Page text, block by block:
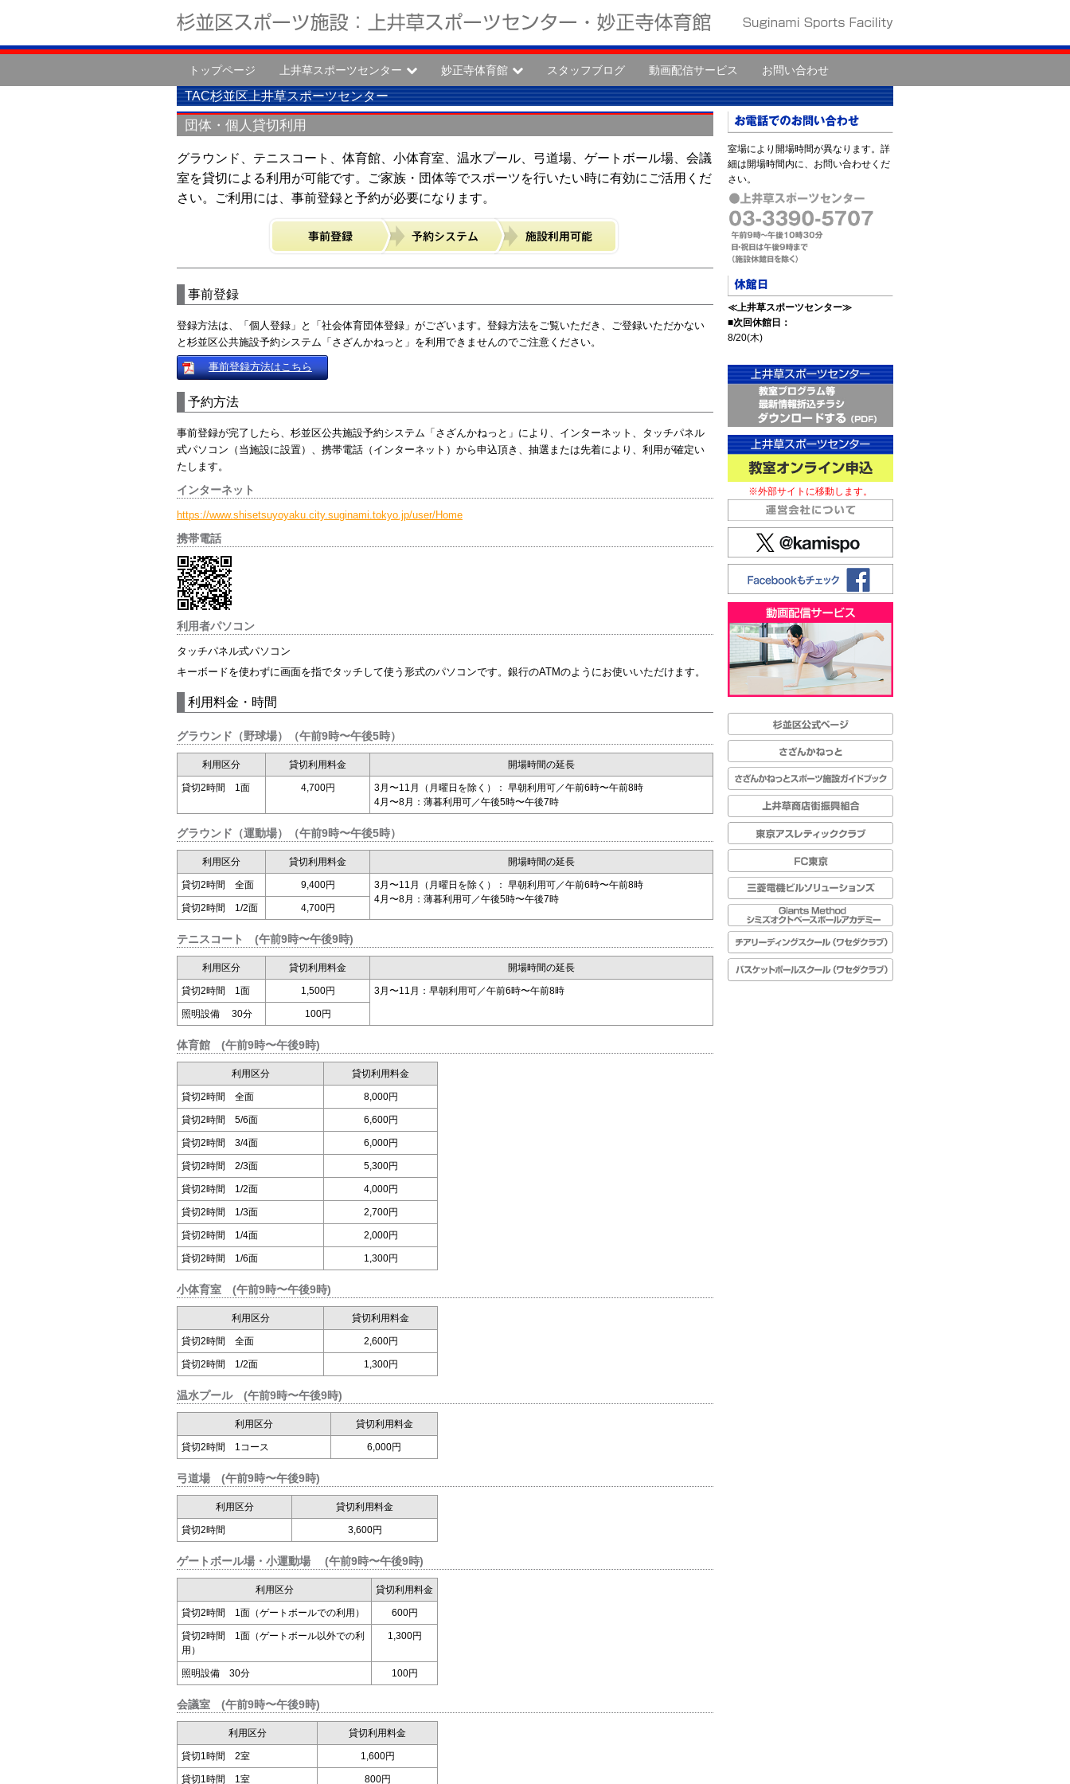
トップページ 上井草スポーツセンター 妙正寺体育館 スタッフブログ 動画配信サービス お問い合わせ
TAC杉並区上井草スポーツセンター
団体・個人貸切利用
グラウンド、テニスコート、体育館、小体育室、温水プール、弓道場、ゲートボール場、会議
室を貸切による利用が可能です。ご家族・団体等でスポーツを行いたい時に有効にご活用くだ
さい。ご利用には、事前登録と予約が必要になります。
事前登録
登録方法は、「個人登録」と「社会体育団体登録」がございます。登録方法をご覧いただき、ご登録いただかない
と杉並区公共施設予約システム「さざんかねっと」を利用できませんのでご注意ください。
事前登録方法はこちら
予約方法
事前登録が完了したら、杉並区公共施設予約システム「さざんかねっと」により、インターネット、タッチパネル
式パソコン（当施設に設置）、携帯電話（インターネット）から申込頂き、抽選または先着により、利用が確定い
たします。
インターネット
https://www.shisetsuyoyaku.city.suginami.tokyo.jp/user/Home
携帯電話
利用者パソコン
タッチパネル式パソコン
キーボードを使わずに画面を指でタッチして使う形式のパソコンです。銀行のATMのようにお使いいただけます。
利用料金・時間
グラウンド（野球場）（午前9時〜午後5時）
利用区分 貸切利用料金 開場時間の延長
貸切2時間 1面 4,700円
3月〜11月（月曜日を除く）： 早朝利用可／午前6時〜午前8時
4月〜8月：薄暮利用可／午後5時〜午後7時
グラウンド（運動場）（午前9時〜午後5時）
利用区分 貸切利用料金 開場時間の延長
貸切2時間 全面 9,400円
3月〜11月（月曜日を除く）： 早朝利用可／午前6時〜午前8時
4月〜8月：薄暮利用可／午後5時〜午後7時
貸切2時間 1/2面 4,700円
テニスコート (午前9時〜午後9時)
利用区分 貸切利用料金 開場時間の延長
貸切2時間 1面 1,500円 3月〜11月：早朝利用可／午前6時〜午前8時
照明設備 30分 100円
体育館 (午前9時〜午後9時)
利用区分 貸切利用料金
貸切2時間 全面 8,000円
貸切2時間 5/6面 6,600円
貸切2時間 3/4面 6,000円
貸切2時間 2/3面 5,300円
貸切2時間 1/2面 4,000円
貸切2時間 1/3面 2,700円
貸切2時間 1/4面 2,000円
貸切2時間 1/6面 1,300円
小体育室 (午前9時〜午後9時)
利用区分 貸切利用料金
貸切2時間 全面 2,600円
貸切2時間 1/2面 1,300円
温水プール (午前9時〜午後9時)
利用区分 貸切利用料金
貸切2時間 1コース 6,000円
弓道場 (午前9時〜午後9時)
利用区分 貸切利用料金
貸切2時間 3,600円
ゲートボール場・小運動場 (午前9時〜午後9時)
利用区分 貸切利用料金
貸切2時間 1面（ゲートボールでの利用） 600円
貸切2時間 1面（ゲートボール以外での利
用）
1,300円
照明設備 30分 100円
会議室 (午前9時〜午後9時)
利用区分 貸切利用料金
貸切1時間 2室 1,600円
貸切1時間 1室 800円
室場により開場時間が異なります。詳
細は開場時間内に、お問い合わせくだ
さい。
≪上井草スポーツセンター≫
■次回休館日：
8/20(木)
※外部サイトに移動します。